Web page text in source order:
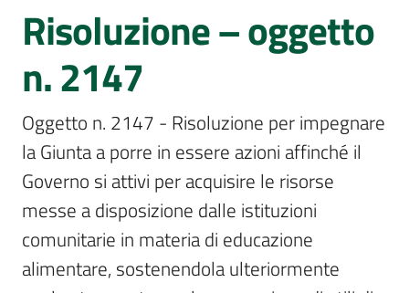
Per
i
media
Per
i
cittadini
Risoluzione – oggetto
n. 2147
Oggetto n. 2147 - Risoluzione per impegnare
la Giunta a porre in essere azioni affinché il
Governo si attivi per acquisire le risorse
messe a disposizione dalle istituzioni
comunitarie in materia di educazione
alimentare, sostenendola ulteriormente